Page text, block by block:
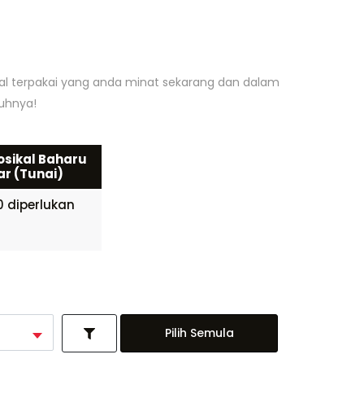
terpakai yang anda minat sekarang dan dalam
Baharu
(Tunai)
diperlukan
Pilih Semula